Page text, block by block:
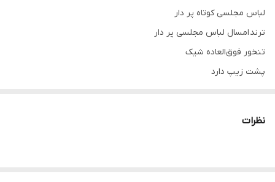
لباس مجلسی کوتاه پر دار
ترند امسال لباس مجلسی پر دار
تنخور فوق‌العاده شیک
پشت زیپ دارد
برای سفارش سایز های بالای ۵۲ تا ۶۰ از واتس آپ پیام دهید
نظرات